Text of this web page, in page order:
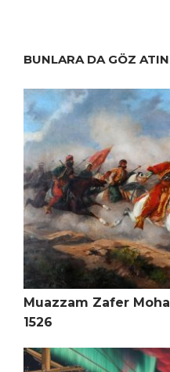
BUNLARA DA GÖZ ATIN
Muazzam Zafer
1526